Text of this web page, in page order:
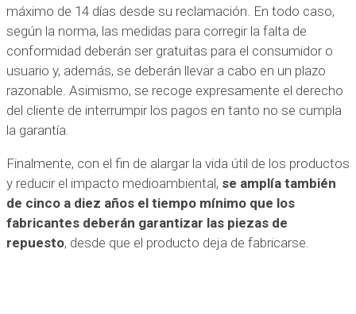
máximo de 14 días desde su reclamación. En todo caso,
según la norma, las medidas para corregir la falta de
conformidad deberán ser gratuitas para el consumidor o
usuario y, además, se deberán llevar a cabo en un plazo
razonable. Asimismo, se recoge expresamente el derecho
del cliente de interrumpir los pagos en tanto no se cumpla
la garantía.
Finalmente, con el fin de alargar la vida útil de los productos
y reducir el impacto medioambiental, se amplía también
de cinco a diez años el tiempo mínimo que los
fabricantes deberán garantizar las piezas de
repuesto, desde que el producto deja de fabricarse.